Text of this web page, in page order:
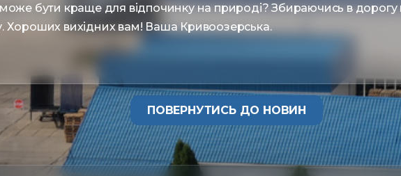
бути краще для відпочинку на природі? Збираючись в дорогу
Хороших вихідних вам! Ваша Кривоозерська.
ПОВЕРНУТИСЬ ДО НОВИН